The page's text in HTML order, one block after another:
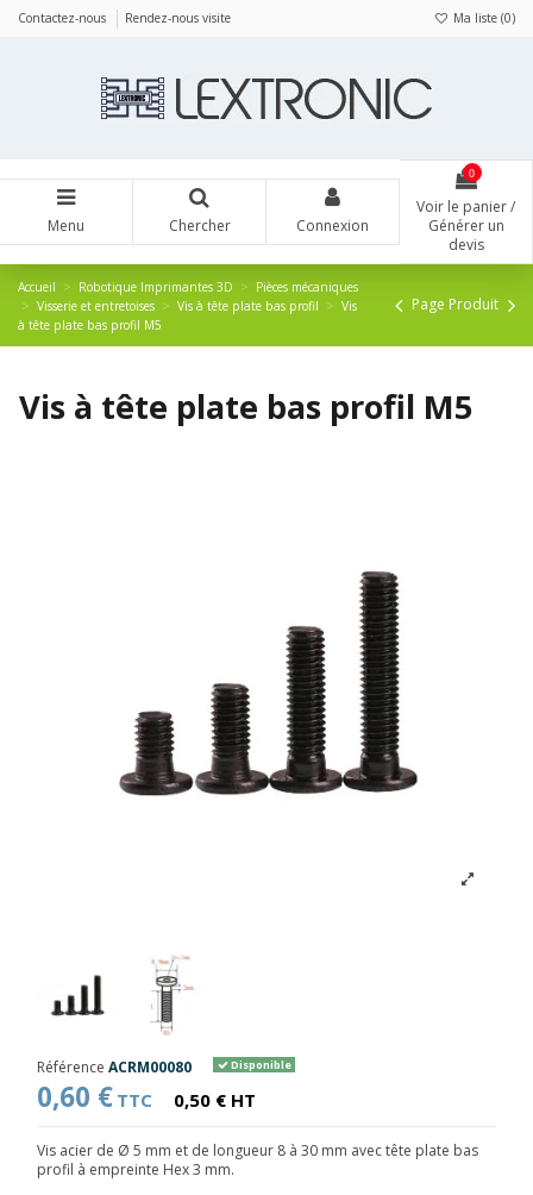
Contactez-nous Rendez-nous visite Ma liste (0)
Menu Chercher Connexion
0
Voir le panier /
Générer un
devis
Accueil Robotique Imprimantes 3D
Pièces mécaniques
Visserie et entretoises
Vis à tête plate bas profil
Vis
à tête plate bas profil M5
Page Produit
Vis à tête plate bas profil M5
Référence ACRM00080 Disponible
0,60 € TTC 0,50 € HT
Vis acier de Ø 5 mm et de longueur 8 à 30 mm avec tête plate bas
profil à empreinte Hex 3 mm.
Panneau de gestion des cookies